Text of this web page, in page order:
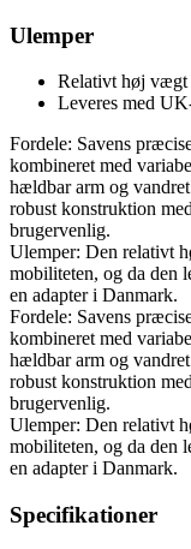
Ulemper
Relativt høj vægt
Leveres med
Fordele: Savens
kombineret med
hældbar arm og
robust konstruktion
brugervenlig.
Ulemper: Den relativt
mobiliteten, og da den
en adapter i Danmark.
Fordele: Savens
kombineret med
hældbar arm og
robust konstruktion
brugervenlig.
Ulemper: Den relativt
mobiliteten, og da den
en adapter i Danmark.
Specifikationer